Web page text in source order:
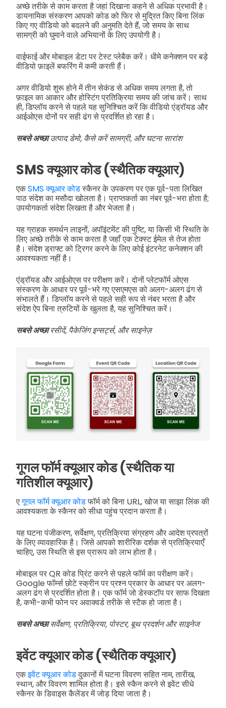
अच्छे तरीके से काम करता है जहां दिखाना कहने से अधिक प्रभावी है।
डायनामिक संस्करण आपको कोड को फिर से मुद्रित किए बिना लिंक
किए गए वीडियो को बदलने की अनुमति देते हैं, जो समय के साथ
सामग्री को घुमाने वाले अभियानों के लिए उपयोगी है।
वाईफाई और मोबाइल डेटा पर टेस्ट प्लेबैक करें। धीमे कनेक्शन पर बड़े
वीडियो फ़ाइलें बफरिंग में कमी करती हैं।
अगर वीडियो शुरू होने में तीन सेकंड से अधिक समय लगता है, तो
फ़ाइल का आकार और होस्टिंग प्रतिक्रिया समय की जांच करें। साथ
ही, डिप्लॉय करने से पहले यह सुनिश्चित करें कि वीडियो एंड्रॉयड और
आईओएस दोनों पर सही ढंग से प्रदर्शित हो रहा है।
सबसे अच्छाउत्पाद डेमो, कैसे करें सामग्री, और घटना सारांश
SMS क्यूआर कोड (स्थैतिक क्यूआर)
एकSMS क्यूआर कोडस्कैनर के उपकरण पर एक पूर्व-पता लिखित
पाठ संदेश का मसौदा खोलता है। प्राप्तकर्ता का नंबर पूर्व-भरा होता है;
उपयोगकर्ता संदेश लिखता है और भेजता है।
यह ग्राहक समर्थन लाइनों, अपॉइंटमेंट की पुष्टि, या किसी भी स्थिति के
लिए अच्छे तरीके से काम करता है जहाँ एक टेक्स्ट ईमेल से तेज होता
है। संदेश ड्राफ्ट को ट्रिगर करने के लिए कोई इंटरनेट कनेक्शन की
आवश्यकता नहीं है।
एंड्रॉयड और आईओएस पर परीक्षण करें। दोनों प्लेटफॉर्म ओएस
संस्करण के आधार पर पूर्व-भरे गए एसएमएस को अलग-अलग ढंग से
संभालते हैं। डिप्लॉय करने से पहले सही रूप से नंबर भरता है और
संदेश ऐप बिना त्रुटियों के खुलता है, यह सुनिश्चित करें।
सबसे अच्छारसीदें, पैकेजिंग इन्सर्ट्स, और साइनेज़
गूगल फॉर्म क्यूआर कोड (स्थैतिक या
गतिशील क्यूआर)
एगूगल फॉर्म क्यूआर कोडफॉर्म को बिना URL, खोज या साझा लिंक की
आवश्यकता के स्कैनर को सीधा पहुंच प्रदान करता है।
यह घटना पंजीकरण, सर्वेक्षण, प्रतिक्रिया संग्रहण और आदेश प्रपत्रों
के लिए व्यावहारिक है। जिसे आपको शारीरिक दर्शक से प्रतिक्रियाएँ
चाहिए, उस स्थिति से इस प्रारूप को लाभ होता है।
मोबाइल पर QR कोड प्रिंट करने से पहले फॉर्म का परीक्षण करें।
Google फॉर्म्स छोटे स्क्रीन पर प्रश्न प्रकार के आधार पर अलग-
अलग ढंग से प्रदर्शित होता है। एक फॉर्म जो डेस्कटॉप पर साफ दिखता
है, कभी-कभी फोन पर अवाक्वर्ड तरीके से स्टैक हो जाता है।
सबसे अच्छासर्वेक्षण, प्रतिक्रिया, पोस्टर, बूथ प्रदर्शन और साइनेज
इवेंट क्यूआर कोड (स्थैतिक क्यूआर)
एकइवेंट क्यूआर कोडदुकानों में घटना विवरण सहित नाम, तारीख,
स्थान, और विवरण शामिल होता है। इसे स्कैन करने से इवेंट सीधे
स्कैनर के डिवाइस कैलेंडर में जोड़ दिया जाता है।